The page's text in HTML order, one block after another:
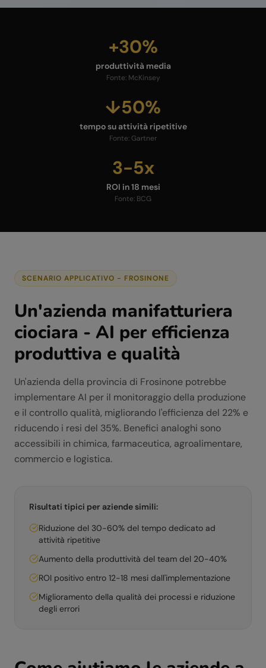
+30%
produttività media
Fonte: McKinsey
↓50%
tempo su attività ripetitive
Fonte: Gartner
3-5x
ROI in 18 mesi
Fonte: BCG
SCENARIO APPLICATIVO - FROSINONE
Un'azienda manifatturiera
ciociara - AI per efficienza
produttiva e qualità
Un'azienda della provincia di Frosinone potrebbe
implementare AI per il monitoraggio della produzione
e il controllo qualità, migliorando l'efficienza del 22% e
riducendo i resi del 35%. Benefici analoghi sono
accessibili in chimica, farmaceutica, agroalimentare,
commercio e logistica.
Risultati tipici per aziende simili:
Riduzione del 30-60% del tempo dedicato ad
attività ripetitive
Aumento della produttività del team del 20-40%
ROI positivo entro 12-18 mesi dall'implementazione
Miglioramento della qualità dei processi e riduzione
degli errori